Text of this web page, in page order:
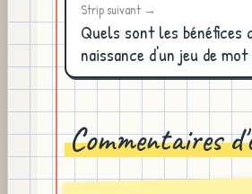
Strip suivant →
Quels sont les bénéfices
naissance d'un jeu de
Commentaires